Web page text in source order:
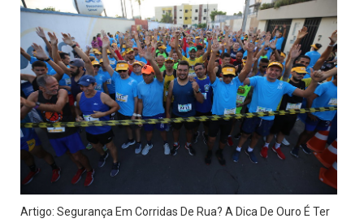
Artigo: Segurança Em Corridas De Rua? A Dica De Ouro É Ter